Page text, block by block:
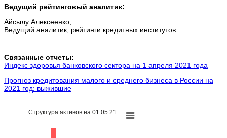
Ведущий рейтинговый аналитик:
Айсылу Алексеенко,
Ведущий аналитик, рейтинги кредитных институтов
Связанные отчеты:
Индекс здоровья банковского сектора на 1 апреля 2021 года
Прогноз кредитования малого и среднего бизнеса в России на
2021 год: выжившие
Структура активов на 01.05.21